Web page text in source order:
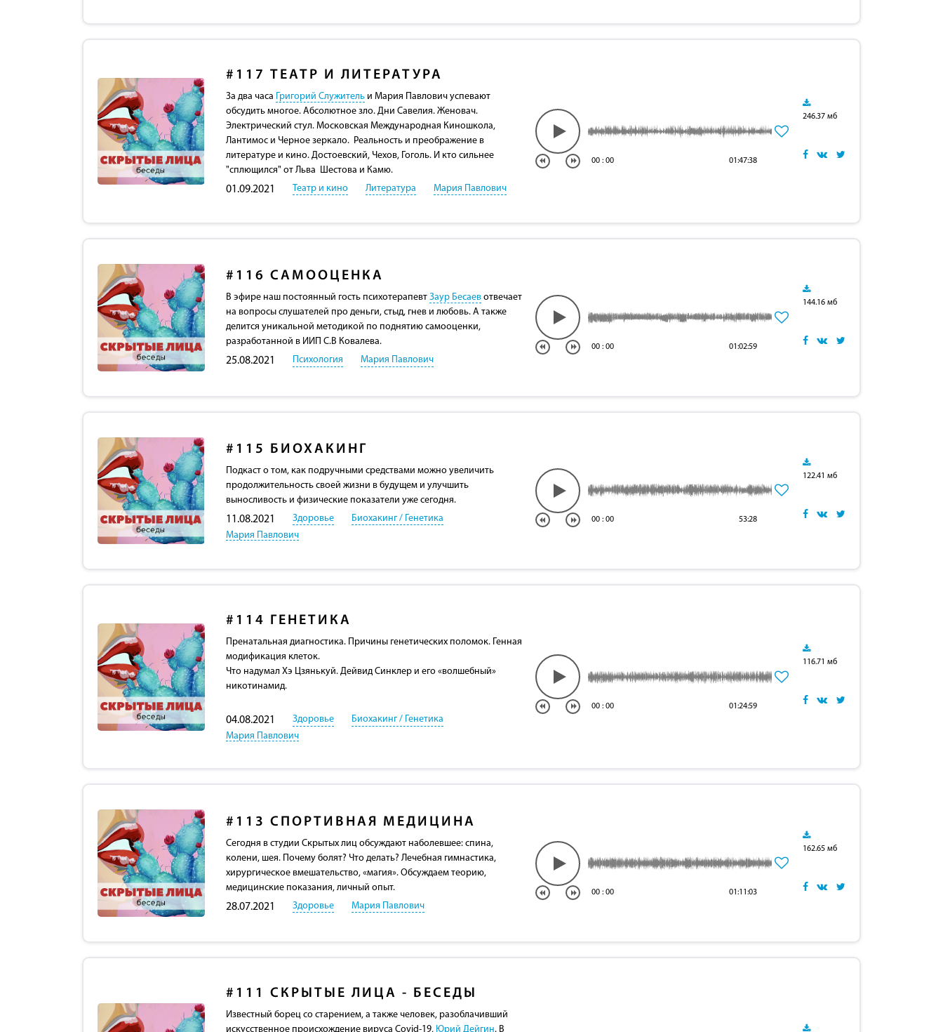
#117 ТЕАТР И ЛИТЕРАТУРА
За два часа Григорий Служительи Мария Павлович успевают
обсудить многое. Абсолютное зло. Дни Савелия. Женовач.
Электрический стул. Московская Международная Киношкола,
Лантимос и Черное зеркало. Реальность и преображение в
литературе и кино. Достоевский, Чехов, Гоголь. И кто сильнее
"сплющился" от Льва Шестова и Камю.
01.09.2021 Театр и кино Литература Мария Павлович
00 : 00 01:47:38
246.37 мб
#116 САМООЦЕНКА
В эфире наш постоянный гость психотерапевт Заур Бесаевотвечает
на вопросы слушателей про деньги, стыд, гнев и любовь. А также
делится уникальной методикой по поднятию самооценки,
разработанной в ИИП С.В Ковалева.
25.08.2021 Психология Мария Павлович
00 : 00 01:02:59
144.16 мб
#115 БИОХАКИНГ
Подкаст о том, как подручными средствами можно увеличить
продолжительность своей жизни в будущем и улучшить
выносливость и физические показатели уже сегодня.
11.08.2021 Здоровье
Биохакинг / Генетика
Мария Павлович
00 : 00 53:28
122.41 мб
#114 ГЕНЕТИКА
Пренатальная диагностика. Причины генетических поломок. Генная
модификация клеток.
Что надумал Хэ Цзянькуй. Дейвид Синклер и его «волшебный»
никотинамид.
04.08.2021 Здоровье
Биохакинг / Генетика
Мария Павлович
00 : 00 01:24:59
116.71 мб
#113 СПОРТИВНАЯ МЕДИЦИНА
Сегодня в студии Скрытых лиц обсуждают наболевшее: cпина,
колени, шея. Почему болят? Что делать? Лечебная гимнастика,
хирургическое вмешательство, «магия». Обсуждаем теорию,
медицинские показания, личный опыт.
28.07.2021 Здоровье Мария Павлович
00 : 00 01:11:03
162.65 мб
#111 СКРЫТЫЕ ЛИЦА - БЕСЕДЫ
Известный борец со старением, а также человек, разоблачивший
искусственное происхождение вируса Covid-19, Юрий Дейгин. В